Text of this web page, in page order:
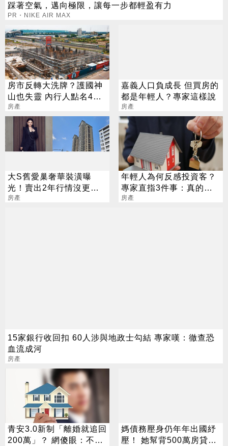
踩著空氣，邁向極限，讓每一步都輕盈有力
PR・NIKE AIR MAX
房市反轉大洗牌？護國神
山也失靈 內行人點名4區
房價挫咧等
房產
嘉義人口負成長 但買房的
都是年輕人？專家這樣說
房產
大S舊愛巢奢華裝潢曝
光！賣出2年行情沒更好
原因揭密
房產
年輕人為何反感投資客？
專家直指3件事：真的太
過分
房產
15家銀行收回扣 60人涉與地政士勾結 專家嘆：徹查恐
血流成河
房產
青安3.0新制「離婚就追回
200萬」？ 網傻眼：不合
媽債務壓身仍年年出國紓
壓！ 她幫背500萬房貸快